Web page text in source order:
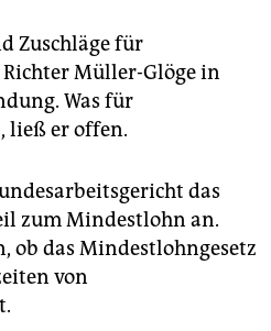
Zuschläge für
Müller-Glöge in
Was für
ließ er offen.
das
zum Mindestlohn an.
ob das Mindestlohngesetz
von